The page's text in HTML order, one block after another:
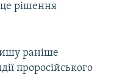
рішення
раніше
проросійського